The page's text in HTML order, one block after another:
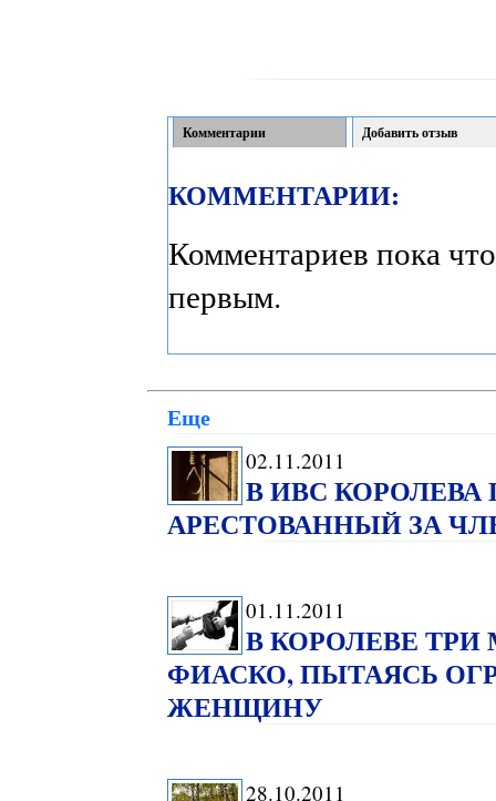
Комментарии Добавить отзыв
КОММЕНТАРИИ:
Комментариев пока
первым.
Еще
02.11.2011
В ИВС
АРЕСТОВАННЫЙ ЗА
01.11.2011
В КОРОЛЕВЕ
ФИАСКО, ПЫТАЯСЬ
ЖЕНЩИНУ
28.10.2011